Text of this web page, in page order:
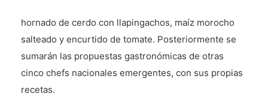
hornado de cerdo con llapingachos, maíz morocho
salteado y encurtido de tomate. Posteriormente se
sumarán las propuestas gastronómicas de otras
cinco chefs nacionales emergentes, con sus propias
recetas.